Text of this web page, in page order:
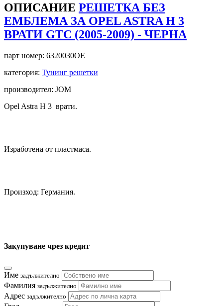
ОПИСАНИЕ РЕШЕТКА БЕЗ
ЕМБЛЕМА ЗА OPEL ASTRA H 3
ВРАТИ GTC (2005-2009) - ЧЕРНА
парт номер: 6320030OE
категория: Тунинг решетки
производител: JOM
Opel Astra H 3 врати.
Изработена от пластмаса.
Произход: Германия.
Закупуване чрез кредит
Име задължително
Фамилия задължително
Адрес задължително